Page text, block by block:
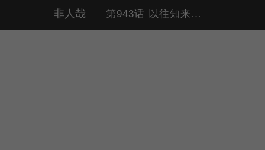
非人哉 第943话 以往知来，以见知隐。